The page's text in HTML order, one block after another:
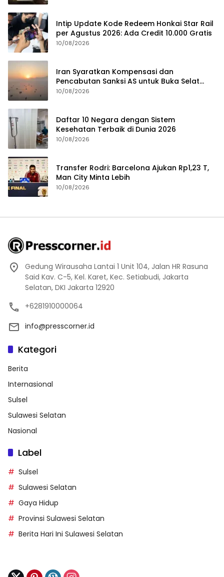
Intip Update Kode Redeem Honkai Star Rail
per Agustus 2026: Ada Credit 10.000 Gratis
10/08/2026
Iran Syaratkan Kompensasi dan
Pencabutan Sanksi AS untuk Buka Selat
Hormuz
10/08/2026
Daftar 10 Negara dengan Sistem
Kesehatan Terbaik di Dunia 2026
10/08/2026
Transfer Rodri: Barcelona Ajukan Rp1,23 T,
Man City Minta Lebih
10/08/2026
Gedung Wirausaha Lantai 1 Unit 104, Jalan HR Rasuna
Said Kav. C-5, Kel. Karet, Kec. Setiabudi, Jakarta
Selatan, DKI Jakarta 12920
+6281910000064
info@presscorner.id
Kategori
Berita
Internasional
Sulsel
Sulawesi Selatan
Nasional
Label
Sulsel
Sulawesi Selatan
Gaya Hidup
Provinsi Sulawesi Selatan
Berita Hari Ini Sulawesi Selatan